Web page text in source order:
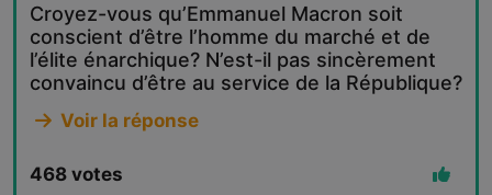
Croyez-vous qu’Emmanuel Macron soit
conscient d’être l’homme du marché et de
l’élite énarchique? N’est-il pas sincèrement
convaincu d’être au service de la République?
Voir la réponse
468 votes